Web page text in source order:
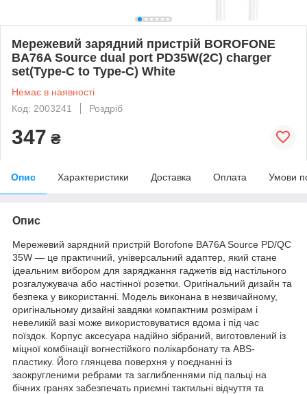
Мережевий зарядний пристрій BOROFONE
BA76A Source dual port PD35W(2C) charger
set(Type-C to Type-C) White
Немає в наявності
Код: 2003241
Роздріб
347 ₴
Опис Характеристики Доставка Оплата Умови
Опис
Мережевий зарядний пристрій Borofone BA76A Source PD/QC
35W — це практичний, універсальний адаптер, який стане
ідеальним вибором для заряджання гаджетів від настільного
розгалужувача або настінної розетки. Оригінальний дизайн та
безпека у використанні. Модель виконана в незвичайному,
оригінальному дизайні завдяки компактним розмірам і
невеликій вазі може використовуватися вдома і під час
поїздок. Корпус аксесуара надійно зібраний, виготовлений із
міцної комбінації вогнестійкого полікарбонату та ABS-
пластику. Його глянцева поверхня у поєднанні із
заокругленими ребрами та заглибленнями під пальці на
бічних гранях забезпечать приємні тактильні відчуття та